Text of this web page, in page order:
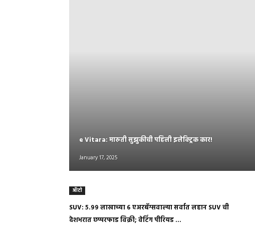
e Vitara: मारुती सुझुकीची पहिली इलेक्ट्रिक कार!
January 17, 2025
ऑटो
SUV: ५.९९ लाखाच्या ६ एअरबॅग्सवाल्या सर्वात लहान SUV ची
देशभरात छप्परफाड विक्री; वेटिंग पीरियड ...